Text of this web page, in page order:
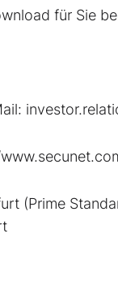
für Sie
(Prime